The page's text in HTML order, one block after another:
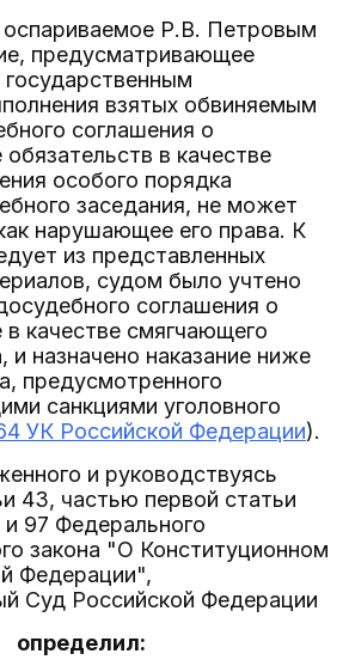
Р.В. Петровым
предусматривающее
взятых обвиняемым
соглашения о
в качестве
особого порядка
заседания, не может
нарушающее его права. К
из представленных
судом было учтено
соглашения о
в качестве смягчающего
и назначено наказание ниже
предусмотренного
санкциями уголовного
УК Российской Федерации).
и руководствуясь
43, частью первой статьи
97 Федерального
закона "О Конституционном
Федерации",
Суд Российской Федерации
определил: